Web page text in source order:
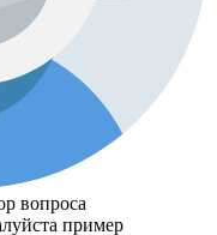
вопроса
пример